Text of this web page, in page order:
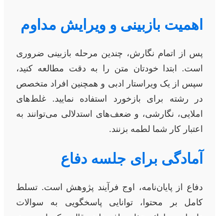
اهمیت بازبینی و ویرایش مداوم
پس از اتمام نگارش، چندین مرحله بازبینی ضروری
است. ابتدا خودتان متن را به دقت مطالعه کنید،
سپس از یک ویراستار ادبی و همچنین افراد متخصص
در رشته برای بازخورد استفاده نمایید. غلط‌های
املایی، نگارشی، و ضعف‌های استدلالی می‌توانند به
اعتبار کار شما لطمه بزنند.
آمادگی برای جلسه دفاع
دفاع از پایان‌نامه، اوج فرآیند پژوهش است. تسلط
کامل بر محتوا، توانایی پاسخگویی به سوالات